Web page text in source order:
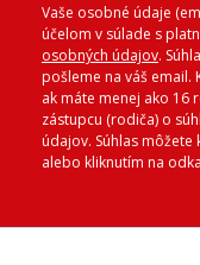
Vaše osobné údaje
účelom v súlade s
osobných údajov.
pošleme na váš email.
ak máte menej ako 16
zástupcu (rodiča) o
údajov. Súhlas
alebo kliknutím na